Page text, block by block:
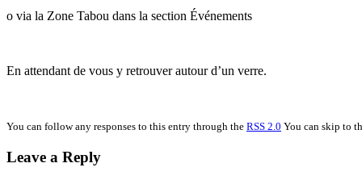
o via la Zone Tabou dans la section Événements
En attendant de vous y retrouver autour d’un verre.
You can follow any responses to this entry through the RSS 2.0 You can skip to
Leave a Reply